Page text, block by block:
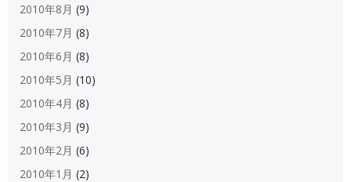
2010年8月 (9)
2010年7月 (8)
2010年6月 (8)
2010年5月 (10)
2010年4月 (8)
2010年3月 (9)
2010年2月 (6)
2010年1月 (2)